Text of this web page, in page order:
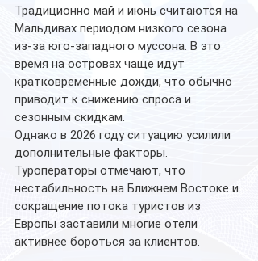
Традиционно май и июнь считаются на
Мальдивах периодом низкого сезона
из-за юго-западного муссона. В это
время на островах чаще идут
кратковременные дожди, что обычно
приводит к снижению спроса и
сезонным скидкам.
Однако в 2026 году ситуацию усилили
дополнительные факторы.
Туроператоры отмечают, что
нестабильность на Ближнем Востоке и
сокращение потока туристов из
Европы заставили многие отели
активнее бороться за клиентов.